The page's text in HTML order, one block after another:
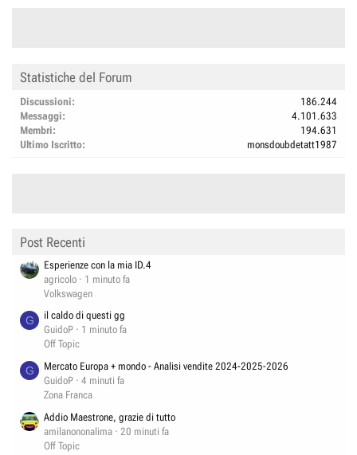
Statistiche del Forum
Discussioni
186.244
Messaggi
4.101.633
Membri
194.631
Ultimo Iscritto
monsdoubdetatt1987
Post Recenti
Esperienze con la mia ID.4
agricolo
1 minuto fa
Volkswagen
G
il caldo di questi gg
GuidoP
1 minuto fa
Off Topic
G
Mercato Europa + mondo - Analisi vendite 2024-2025-2026
GuidoP
4 minuti fa
Zona Franca
Addio Maestrone, grazie di tutto
amilanononalima
20 minuti fa
Off Topic